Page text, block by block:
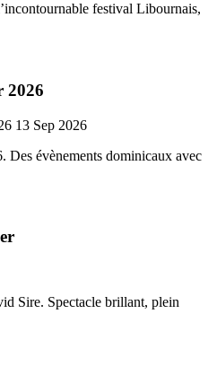
festival Libournais,
2026
13 Sep 2026
Des évènements dominicaux avec
Sire. Spectacle brillant, plein